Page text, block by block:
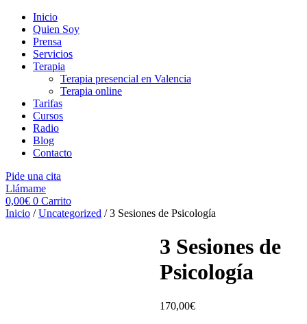
Inicio
Quien Soy
Prensa
Servicios
Terapia
Terapia presencial en Valencia
Terapia online
Tarifas
Cursos
Radio
Blog
Contacto
Pide una cita
Llámame
0,00€ 0 Carrito
Inicio /Uncategorized / 3 Sesiones de Psicología
3 Sesiones de
Psicología
170,00€